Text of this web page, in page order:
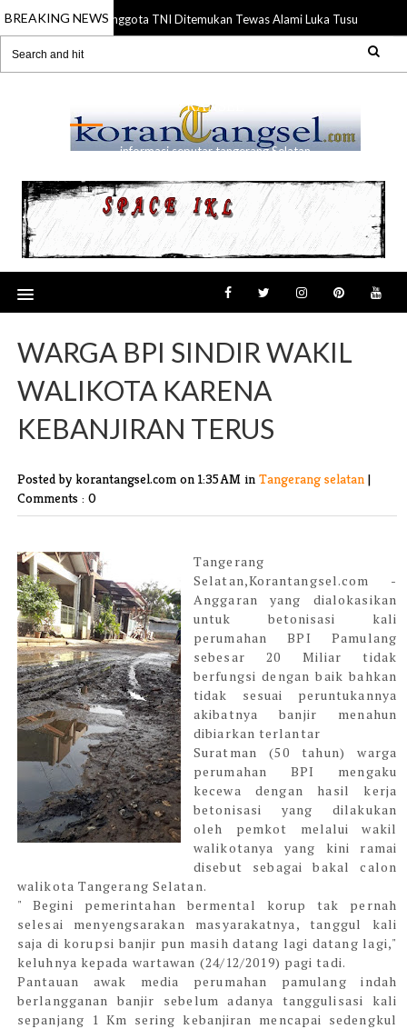
BREAKING NEWS
21 Jul 2026 Anggota TNI Ditemukan Tewas Alami Luka Tusuk di
RANSEL
informasi seputar tangerang Selatan
WARGA BPI SINDIR WAKIL
WALIKOTA KARENA
KEBANJIRAN TERUS
Posted by korantangsel.com on 1:35 AM in Tangerang selatan |
Comments : 0
Tangerang
Selatan,Korantangsel.com -
Anggaran yang dialokasikan
untuk betonisasi kali
perumahan BPI Pamulang
sebesar 20 Miliar tidak
berfungsi dengan baik bahkan
tidak sesuai peruntukannya
akibatnya banjir menahun
dibiarkan terlantar
Suratman (50 tahun) warga
perumahan BPI mengaku
kecewa dengan hasil kerja
betonisasi yang dilakukan
oleh pemkot melalui wakil
walikotanya yang kini ramai
disebut sebagai bakal calon
walikota Tangerang Selatan.
" Begini pemerintahan bermental korup tak pernah
selesai menyengsarakan masyarakatnya, tanggul kali
saja di korupsi banjir pun masih datang lagi datang lagi,"
keluhnya kepada wartawan (24/12/2019) pagi tadi.
Pantauan awak media perumahan pamulang indah
berlangganan banjir sebelum adanya tanggulisasi kali
sepanjang 1 Km sering kebanjiran mencapai sedengkul